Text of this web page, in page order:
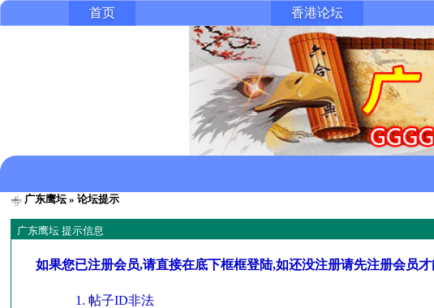
首页 香港论坛
广东鹰坛» 论坛提示
广东鹰坛 提示信息
如果您已注册会员,请直接在底下框框登陆,如还没注册请先注册会员
帖子ID非法